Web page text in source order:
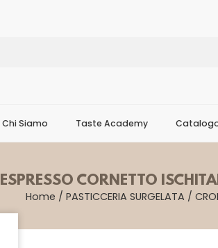
Chi Siamo Taste Academy
ESPRESSO CORNETTO
Home / PASTICCERIA SURGELATA /